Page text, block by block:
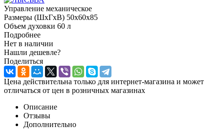
Управление механическое
Размеры (ШхГхВ) 50x60x85
Объем духовки 60 л
Подробнее
Нет в наличии
Нашли дешевле?
Поделиться
Цена действительна только для интернет-магазина и может
отличаться от цен в розничных магазинах
Описание
Отзывы
Дополнительно